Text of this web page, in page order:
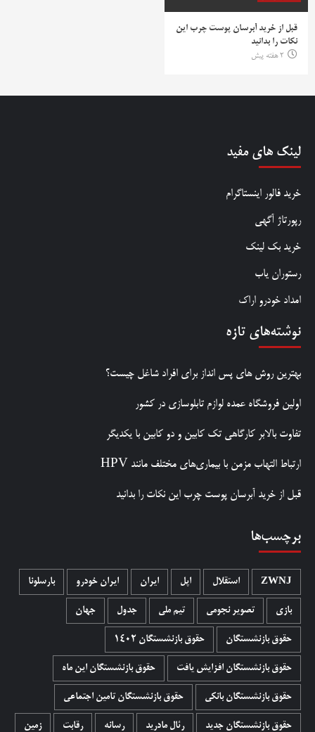
قبل از خرید آبرسان پوست چرب این
نکات را بدانید
2 هفته پیش
لینک های مفید
خرید فالور اینستاگرام
رپورتاژ آگهی
خرید بک لینک
رستوران یاب
امداد خودرو اراک
نوشته‌های تازه
بهترین روش‌ های پس‌ انداز برای افراد شاغل چیست؟
اولین فروشگاه عمده لوازم تابلوسازی در کشور
تفاوت بالابر کارگاهی تک کابین و دو کابین با یکدیگر
ارتباط التهاب مزمن با بیماری‌های مختلف مانند HPV
قبل از خرید آبرسان پوست چرب این نکات را بدانید
برچسب‌ها
ZWNJ استقلال اپل ایران ایران خودرو بارسلونا
بازی تصویر نجومی تیم ملی جدول جهان
حقوق بازنشستگان حقوق بازنشستگان 1402
حقوق بازنشستگان افزایش یافت حقوق بازنشستگان این ماه
حقوق بازنشستگان بانکی حقوق بازنشستگان تامین اجتماعی
حقوق بازنشستگان جدید رئال مادرید رسانه رقابت زمین